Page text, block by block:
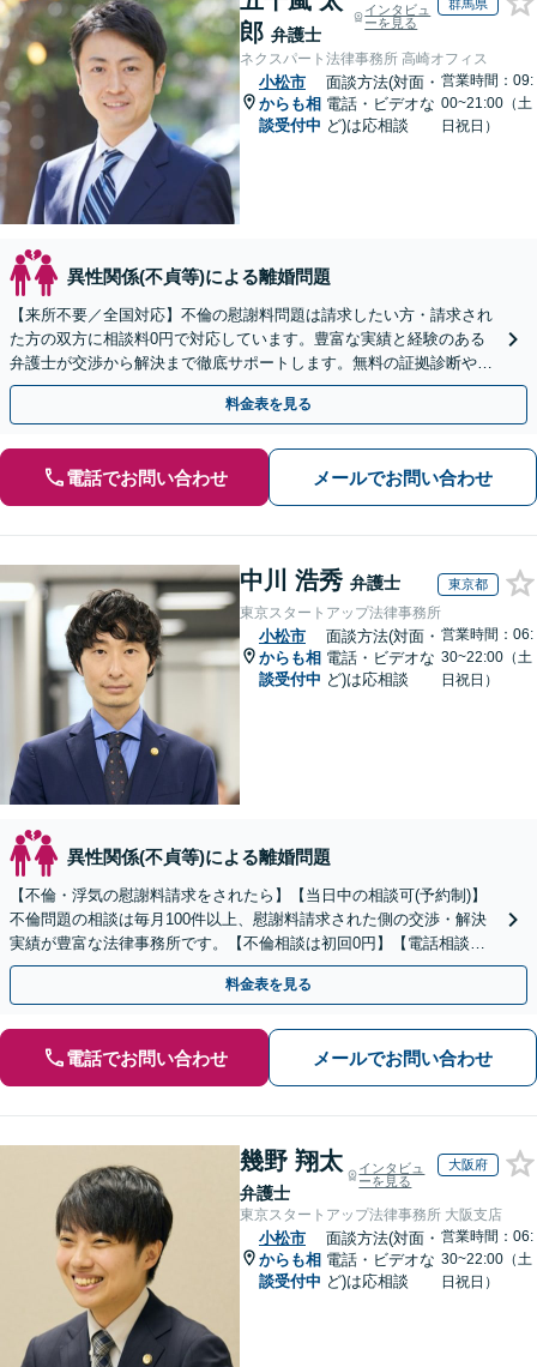
郎 弁護士
インタビュ
ーを見る
群馬県
ネクスパート法律事務所 高崎オフィス
小松市
からも相
談受付中
面談方法(対面・
電話・ビデオな
ど)は応相談
営業時間：09:
00~21:00（土
日祝日）
異性関係(不貞等)による離婚問題
【来所不要／全国対応】不倫の慰謝料問題は請求したい方・請求され
た方の双方に相談料0円で対応しています。豊富な実績と経験のある
弁護士が交渉から解決まで徹底サポートします。無料の証拠診断や着
手金の返還保証もありますので安心してご相談ください。
料金表を見る
電話でお問い合わせ メールでお問い合わせ
中川 浩秀 弁護士 東京都
東京スタートアップ法律事務所
小松市
からも相
談受付中
面談方法(対面・
電話・ビデオな
ど)は応相談
営業時間：06:
30~22:00（土
日祝日）
異性関係(不貞等)による離婚問題
【不倫・浮気の慰謝料請求をされたら】【当日中の相談可(予約制)】
不倫問題の相談は毎月100件以上、慰謝料請求された側の交渉・解決
実績が豊富な法律事務所です。【不倫相談は初回0円】【電話相談で
ご契約まで対応可/来所不要】
料金表を見る
電話でお問い合わせ メールでお問い合わせ
幾野 翔太
弁護士
インタビュ
ーを見る
大阪府
東京スタートアップ法律事務所 大阪支店
小松市
からも相
談受付中
面談方法(対面・
電話・ビデオな
ど)は応相談
営業時間：06:
30~22:00（土
日祝日）